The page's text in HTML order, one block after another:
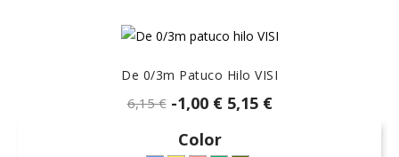
De 0/3m Patuco Hilo VISI
6,15 € -1,00 € 5,15 €
Color